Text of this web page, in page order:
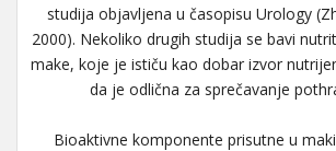
studija objavljena u časopisu Urology
2000). Nekoliko drugih studija se bavi
make, koje je ističu kao dobar izvor
da je odlična za sprečavanje
Bioaktivne komponente prisutne u